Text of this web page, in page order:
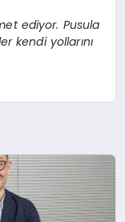
ediyor. Pusula
kendi yollarını